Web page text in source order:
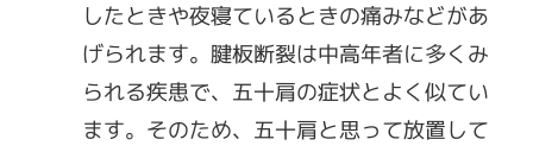
したときや夜寝ているときの痛みなどがあ
げられます。腱板断裂は中高年者に多くみ
られる疾患で、五十肩の症状とよく似てい
ます。そのため、五十肩と思って放置して